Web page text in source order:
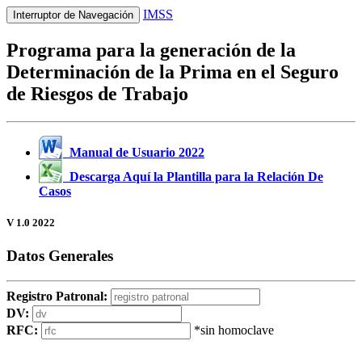
Interruptor de Navegación IMSS
Programa para la generación de la
Determinación de la Prima en el Seguro
de Riesgos de Trabajo
Manual de Usuario 2022
Descarga Aquí la Plantilla para la Relación De
Casos
V 1.0 2022
Datos Generales
Registro Patronal:
DV:
RFC:
*sin homoclave